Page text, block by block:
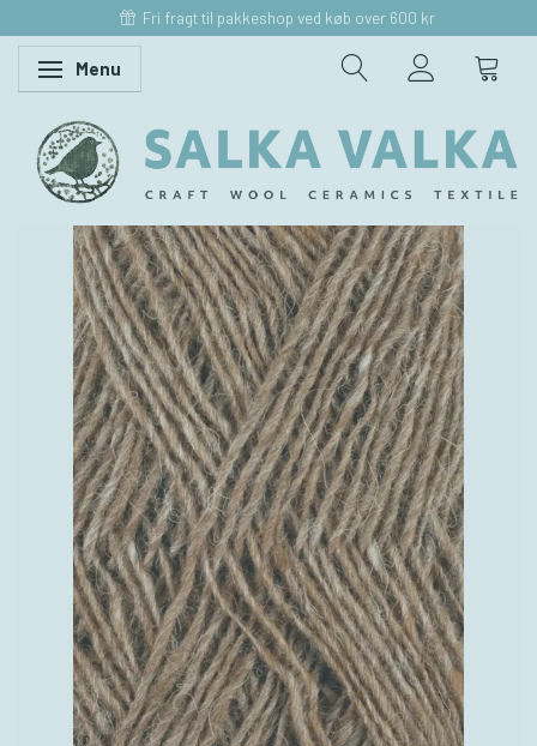
Fri fragt til pakkeshop ved køb over 600 kr
Skifte navigation
Menu